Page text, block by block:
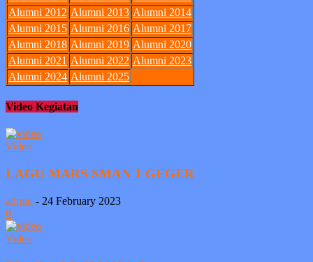
Alumni 2012 Alumni 2013 Alumni 2014
Alumni 2015 Alumni 2016 Alumni 2017
Alumni 2018 Alumni 2019 Alumni 2020
Alumni 2021 Alumni 2022 Alumni 2023
Alumni 2024 Alumni 2025
Video Kegiatan
Video
LAGU MARS SMAN 1 GEGER
admin - 24 February 2023
0
Video